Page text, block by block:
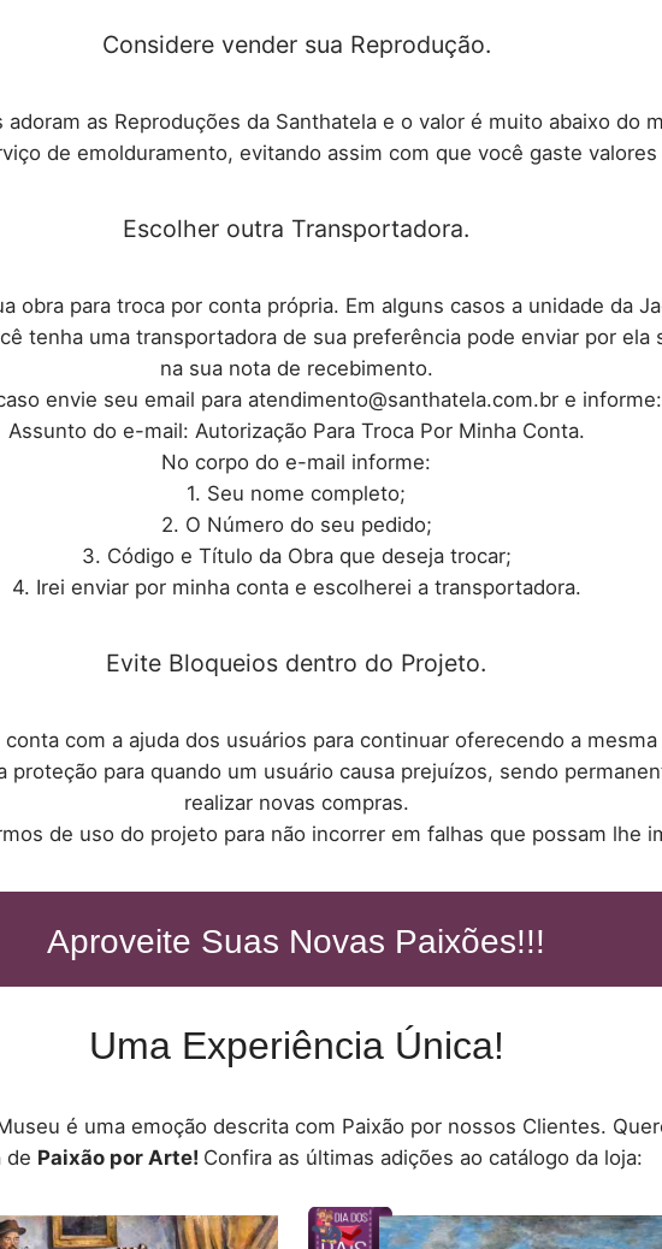
Considere vender sua Reprodução.
as Reproduções da Santhatela e o valor é muito abaixo do
de emolduramento, evitando assim com que você gaste
Escolher outra Transportadora.
obra para troca por conta própria. Em alguns casos a unidade da
tenha uma transportadora de sua preferência pode enviar por
na sua nota de recebimento.
envie seu email para atendimento@santhatela.com.br e informe:
Assunto do e-mail: Autorização Para Troca Por Minha Conta.
No corpo do e-mail informe:
1. Seu nome completo;
2. O Número do seu pedido;
3. Código e Título da Obra que deseja trocar;
4. Irei enviar por minha conta e escolherei a transportadora.
Evite Bloqueios dentro do Projeto.
com a ajuda dos usuários para continuar oferecendo a
para quando um usuário causa prejuízos, sendo
realizar novas compras.
de uso do projeto para não incorrer em falhas que possam lhe
Aproveite Suas Novas Paixões!!!
Uma Experiência Única!
é uma emoção descrita com Paixão por nossos Clientes.
de Paixão por Arte! Confira as últimas adições ao catálogo da loja: